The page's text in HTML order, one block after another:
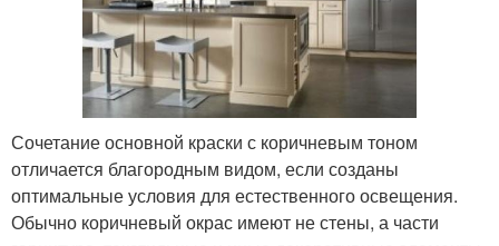
Сочетание основной краски с коричневым тоном
отличается благородным видом, если созданы
оптимальные условия для естественного освещения.
Обычно коричневый окрас имеют не стены, а части